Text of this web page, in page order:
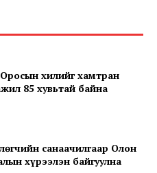
хилийг хамтран
85 хувьтай байна
санаачилгаар Олон
хүрээлэн байгуулна